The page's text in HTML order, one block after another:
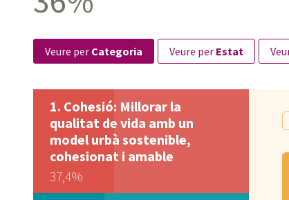
veure per Categoria veure per Estat
Cohesió: Millorar la
qualitat de vida amb un
model urbà sostenible,
cohesionat i amable
37,4%